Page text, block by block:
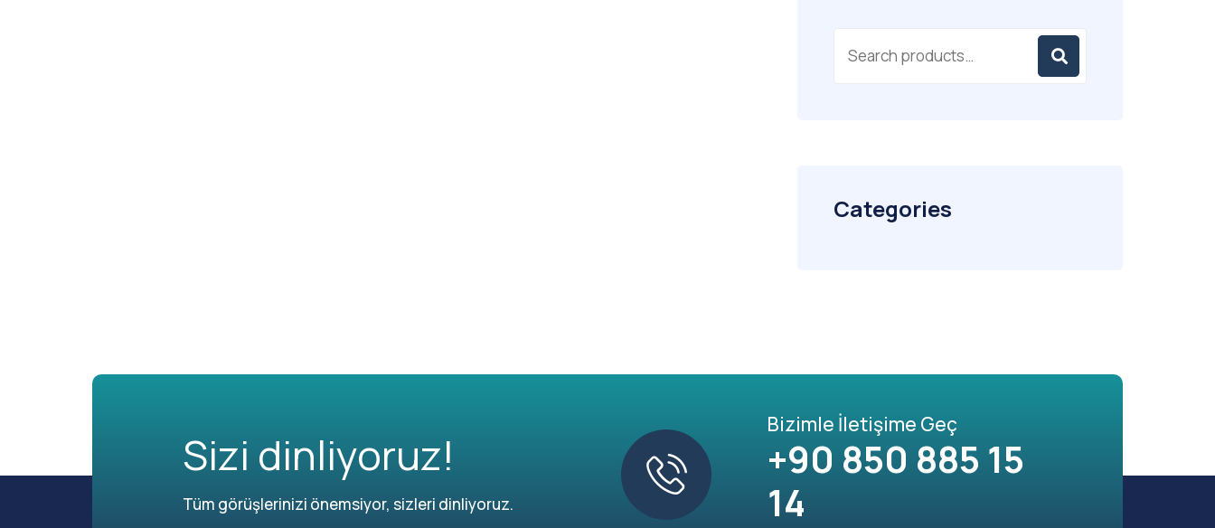
Categories
Sizi dinliyoruz!
Tüm görüşlerinizi önemsiyor, sizleri dinliyoruz.
Bizimle İletişime Geç
+90 850 885 15
14